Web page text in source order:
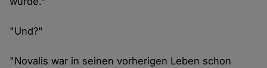
"Und?"
"Novalis war in seinen vorherigen Leben schon